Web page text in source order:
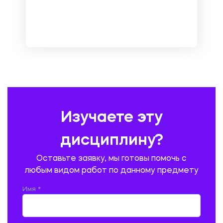
ПРОИЗВОДСТВО ПРОДУКЦИИ И ОРГАНИЗАЦИЯ ОБЩЕСТВЕННОГО
ПРОМЫШЛЕННОЕ И ГРАЖДАНСКОЕ СТРОИТЕЛЬСТВО
СОЦИАЛЬНО-ГУМАНИТАРНЫЕ НАУКИ СТАРОСЛАВЯНСКИЙ ЯЗЫК
Изучаете эту
дисциплину?
Оставьте заявку, мы готовы помочь с
любым видом работ по данному предмету
Имя *